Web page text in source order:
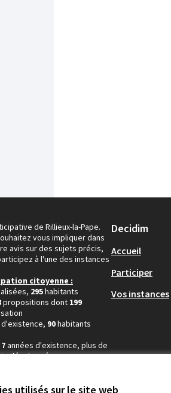
utilisés sur le site web
de Rillieux-la-Pape.
vous impliquer dans
avis sur des sujets précis,
à l'une des instances
citoyenne :
295habitants
propositions dont 199
90habitants
années d'existence, plus de
développés
Decidim
Accueil
Participer
Vos instances